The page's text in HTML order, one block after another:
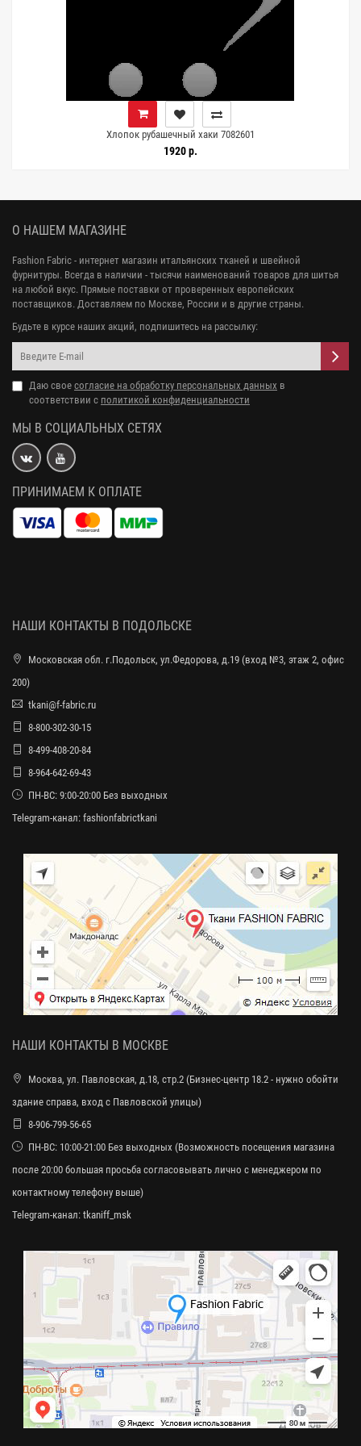
Хлопок рубашечный хаки 7082601
1920 р.
О НАШЕМ МАГАЗИНЕ
Fashion Fabric - интернет магазин итальянских тканей и швейной
фурнитуры. Всегда в наличии - тысячи наименований товаров для шитья
на любой вкус. Прямые поставки от проверенных европейских
поставщиков. Доставляем по Москве, России и в другие страны.
Будьте в курсе наших акций, подпишитесь на рассылку:
Даю свое согласие на обработку персональных данных в
соответствии с политикой конфиденциальности
МЫ В СОЦИАЛЬНЫХ СЕТЯХ
ПРИНИМАЕМ К ОПЛАТЕ
НАШИ КОНТАКТЫ В ПОДОЛЬСКЕ
Московская обл. г.Подольск, ул.Федорова, д.19 (вход №3, этаж 2, офис
200)
tkani@f-fabric.ru
8-800-302-30-15
8-499-408-20-84
8-964-642-69-43
ПН-ВС: 9:00-20:00 Без выходных
Telegram-канал: fashionfabrictkani
НАШИ КОНТАКТЫ В МОСКВЕ
Москва, ул. Павловская, д.18, стр.2 (Бизнес-центр 18.2 - нужно обойти
здание справа, вход с Павловской улицы)
8-906-799-56-65
ПН-ВС: 10:00-21:00 Без выходных (Возможность посещения магазина
после 20:00 большая просьба согласовывать лично с менеджером по
контактному телефону выше)
Telegram-канал: tkaniff_msk